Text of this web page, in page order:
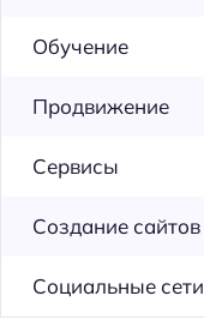
Обучение
Продвижение
Сервисы
Создание сайтов
Социальные сети